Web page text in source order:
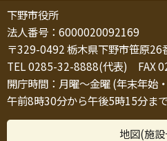
下野市役所
法人番号：6000020092169
〒329-0492 栃木県下野市笹原26
TEL 0285-32-8888(代表) FAX
開庁時間：月曜～金曜 (年末年始
午前8時30分から午後5時15分ま
地図(施